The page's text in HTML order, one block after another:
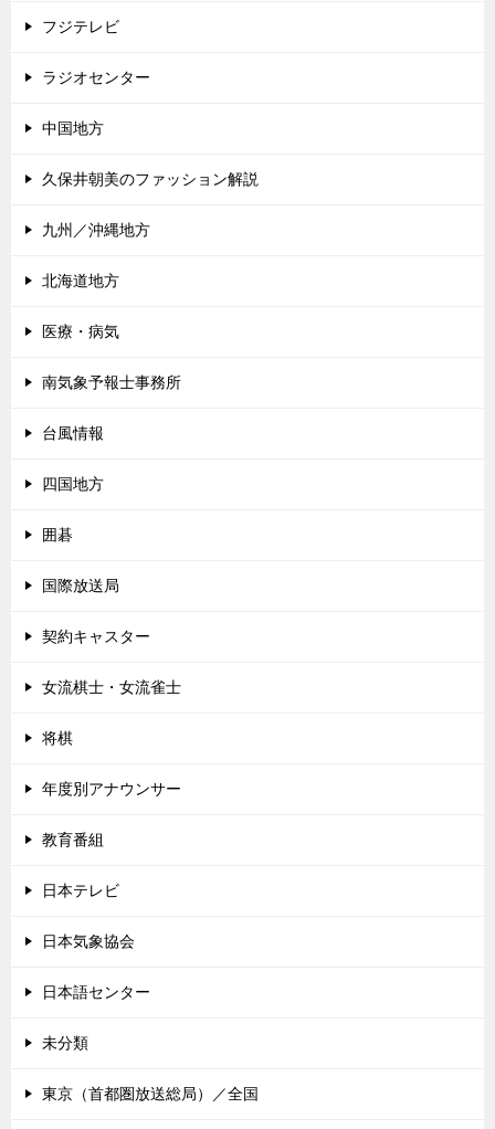
フジテレビ
ラジオセンター
中国地方
久保井朝美のファッション解説
九州／沖縄地方
北海道地方
医療・病気
南気象予報士事務所
台風情報
四国地方
囲碁
国際放送局
契約キャスター
女流棋士・女流雀士
将棋
年度別アナウンサー
教育番組
日本テレビ
日本気象協会
日本語センター
未分類
東京（首都圏放送総局）／全国